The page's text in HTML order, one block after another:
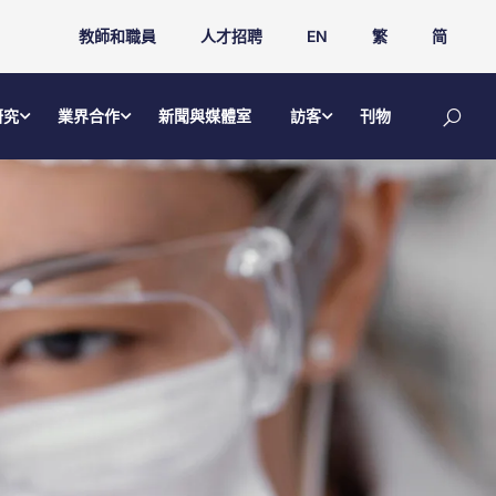
教師和職員 人才招聘 EN 繁 简
究 業界合作 新聞與媒體室 訪客 刊物